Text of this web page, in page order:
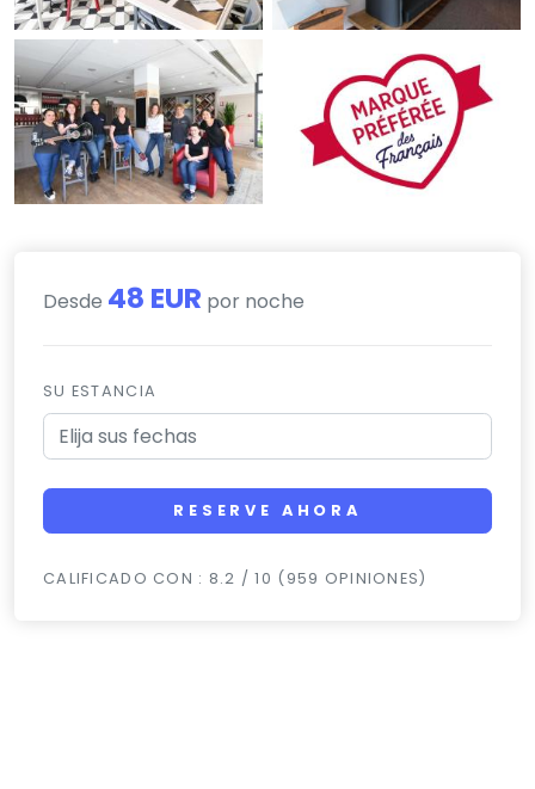
Desde 48 EUR por noche
SU ESTANCIA
RESERVE AHORA
CALIFICADO CON : 8.2 / 10 (959 OPINIONES)